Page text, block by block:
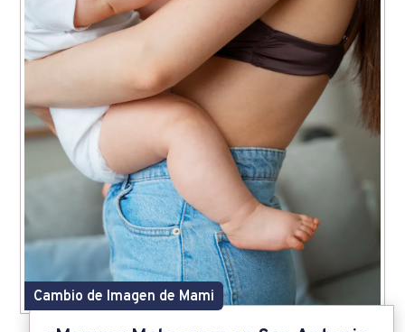
Cambio de Imagen de Mami